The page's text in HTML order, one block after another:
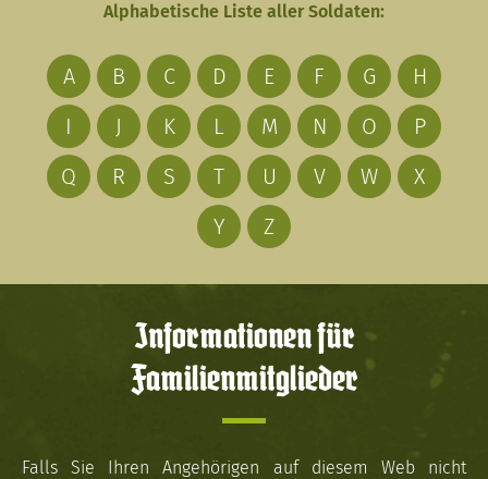
Alphabetische Liste aller Soldaten:
A B C D E F G
H
I
J K L M N O
P
Q
R S T U V W
X
Y
Z
Informationen für
Familienmitglieder
Falls Sie Ihren Angehörigen auf diesem Web nicht